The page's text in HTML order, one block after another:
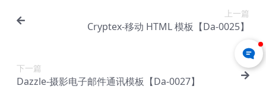
上一篇
Cryptex-移动 HTML 模板【Da-0025】
下一篇
Dazzle-摄影电子邮件通讯模板【Da-0027】